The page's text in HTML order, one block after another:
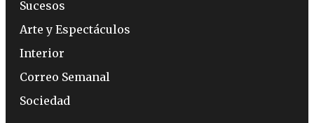
Sucesos
Arte y Espectáculos
Interior
Correo Semanal
Sociedad